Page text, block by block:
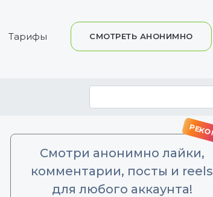
Тарифы СМОТРЕТЬ АНОНИМНО
Смотри анонимно лайки,
комментарии, посты и reels
для любого аккаунта!